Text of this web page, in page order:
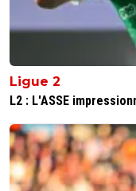
Ligue 2
L2 : L'ASSE